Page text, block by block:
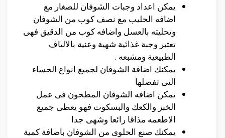
يمكن اعداد وجبات الشوفان للصغار مع
اضافه الحليب مع نصف كوب من الشوفان
وتحليته بالعسل واضافه كوب من الدقيق فهى
تعتبر وجبة غذائية شهية وعنية بالالياف
الطبيعية ومشبعه .
يمكنك اضافة الشوفان لجميع انواع الحساء
التى تفضلها
يمكن اضافه الشوفان المطحون فى عمل
الخبز والكعك والبسكوت فهو يعطى جميع
الاطعمه مذاقا رائعا وشهى جدا
يمكنك صنع الحلوى من الشوفان باضافة كمية